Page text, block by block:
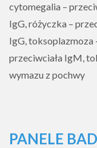
cytomegalia –
IgG, różyczka –
IgG, toksoplazmoza
przeciwciała IgM,
wymazu z pochwy
PANELE